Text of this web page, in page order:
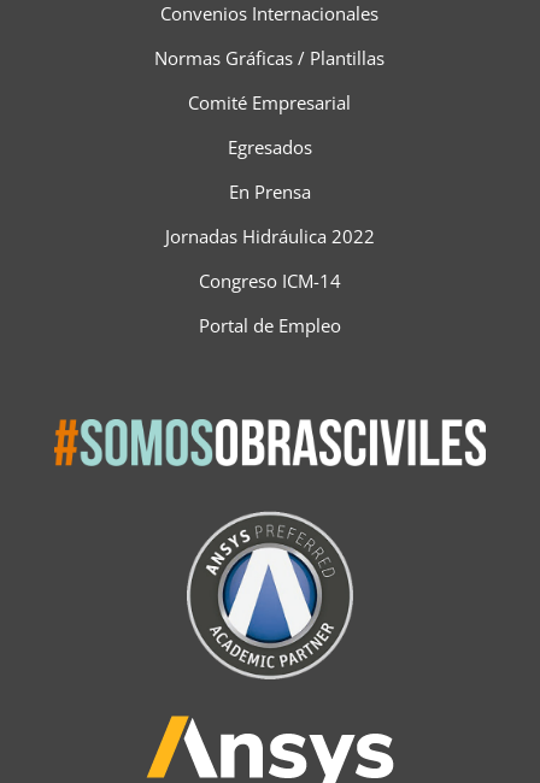
Convenios Internacionales
Normas Gráficas / Plantillas
Comité Empresarial
Egresados
En Prensa
Jornadas Hidráulica 2022
Congreso ICM-14
Portal de Empleo